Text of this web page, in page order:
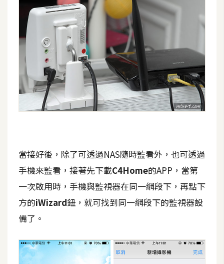
當接好後，除了可透過NAS隨時監看外，也可透過
手機來監看，接著先下載C4Home的APP，當第
一次啟用時，手機與監視器在同一網段下，再點下
方的iWizard鈕，就可找到同一網段下的監視器設
備了。